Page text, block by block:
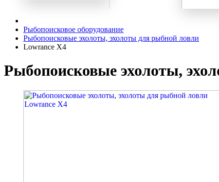
Рыбопоисковое оборудование
Рыбопоисковые эхолоты, эхолоты для рыбной ловли
Lowrance X4
Рыбопоисковые эхолоты,